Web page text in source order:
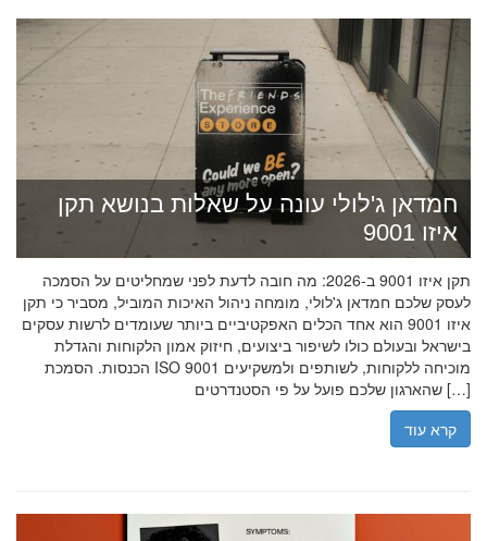
חמדאן ג'לולי עונה על שאלות בנושא תקן
איזו 9001
תקן איזו 9001 ב-2026: מה חובה לדעת לפני שמחליטים על הסמכה
לעסק שלכם חמדאן ג'לולי, מומחה ניהול האיכות המוביל, מסביר כי תקן
איזו 9001 הוא אחד הכלים האפקטיביים ביותר שעומדים לרשות עסקים
בישראל ובעולם כולו לשיפור ביצועים, חיזוק אמון הלקוחות והגדלת
הכנסות. הסמכת ISO 9001 מוכיחה ללקוחות, לשותפים ולמשקיעים
שהארגון שלכם פועל על פי הסטנדרטים […]
קרא עוד